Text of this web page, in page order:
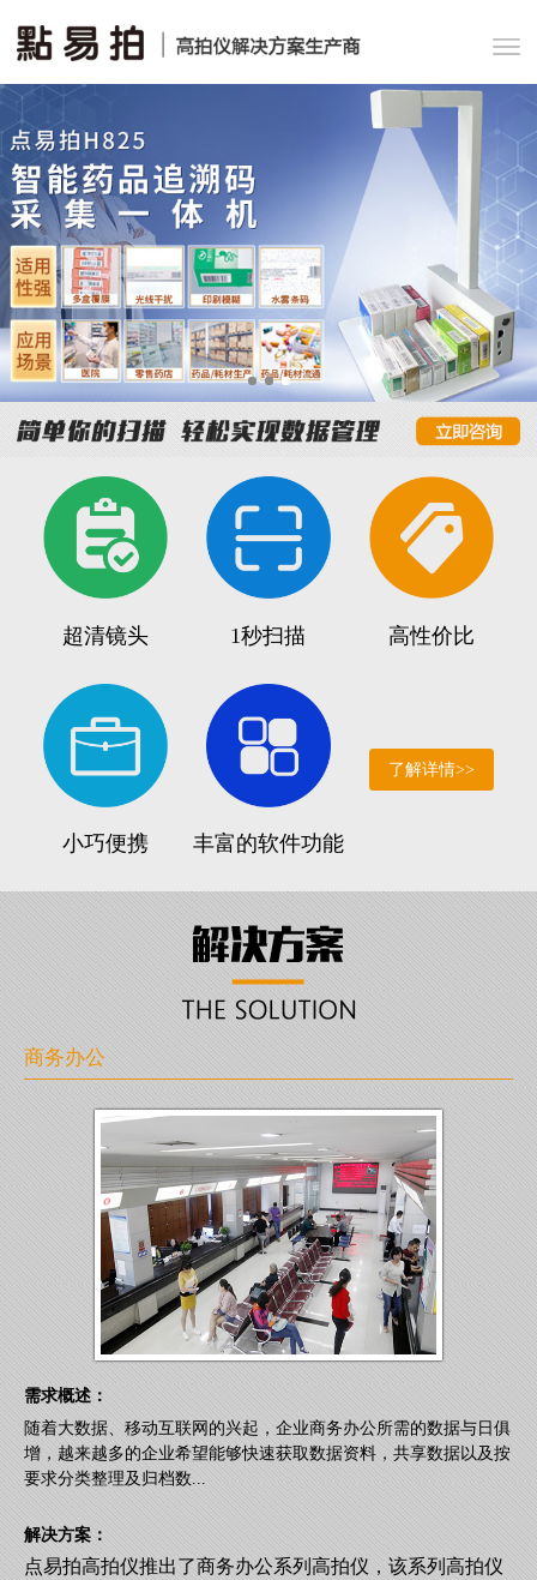
超清镜头 1秒扫描 高性价比
小巧便携 丰富的软件功能
了解详情>>
商务办公
需求概述：
随着大数据、移动互联网的兴起，企业商务办公所需的数据与日俱
增，越来越多的企业希望能够快速获取数据资料，共享数据以及按
要求分类整理及归档数...
解决方案：
点易拍高拍仪推出了商务办公系列高拍仪，该系列高拍仪